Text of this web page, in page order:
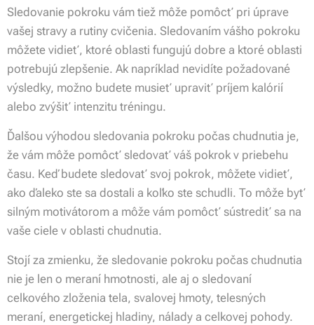
Sledovanie pokroku vám tiež môže pomôcť pri úprave
vašej stravy a rutiny cvičenia. Sledovaním vášho pokroku
môžete vidieť, ktoré oblasti fungujú dobre a ktoré oblasti
potrebujú zlepšenie. Ak napríklad nevidíte požadované
výsledky, možno budete musieť upraviť príjem kalórií
alebo zvýšiť intenzitu tréningu.
Ďalšou výhodou sledovania pokroku počas chudnutia je,
že vám môže pomôcť sledovať váš pokrok v priebehu
času. Keď budete sledovať svoj pokrok, môžete vidieť,
ako ďaleko ste sa dostali a koľko ste schudli. To môže byť
silným motivátorom a môže vám pomôcť sústrediť sa na
vaše ciele v oblasti chudnutia.
Stojí za zmienku, že sledovanie pokroku počas chudnutia
nie je len o meraní hmotnosti, ale aj o sledovaní
celkového zloženia tela, svalovej hmoty, telesných
meraní, energetickej hladiny, nálady a celkovej pohody.